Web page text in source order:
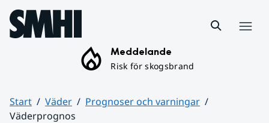
Hoppa till sidans innehåll
Meddelande
Risk för skogsbrand
Start Väder
Prognoser och varningar
Väderprognos